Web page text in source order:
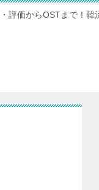
評価からOSTまで！